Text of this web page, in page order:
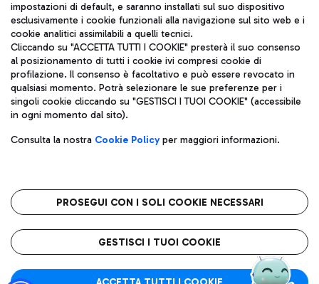
Pizza
Gelateria
Wine Bar & Sparkling
Autobus
Scopri le linee di autobus per raggiungere l'aeroporto
Leonardo Da Vinci.
Raggiungi l’aeroporto senza pensieri con il servizio di taxi a
Ristoranti
Scopri la nostra offerta per una pausa gustosa in aeroporto
Mappa Aeroporto Fiumicino
Aeroporti di Roma S.p.A. - Società soggetta a direzione e
coordinamento di Mundys S.p.A.
Codice fiscale e Registro delle Imprese di Roma 13032990155 P.
IVA 06572251004
Capitale sociale 62.224.743,00 int. vers.
Sede legale: Via Pier Paolo Racchetti 1 - 00054 Fiumicino (RM)
telefono +39 06 65951
Privacy policy
Note legali
Roma FCO
L'aeroporto stellato
impostazioni di default, e saranno installati sul suo dispositivo
esclusivamente i cookie funzionali alla navigazione sul sito web e i
cookie analitici assimilabili a quelli tecnici.
Cliccando su "ACCETTA TUTTI I COOKIE" presterà il suo consenso
al posizionamento di tutti i cookie ivi compresi cookie di
profilazione. Il consenso è facoltativo e può essere revocato in
qualsiasi momento. Potrà selezionare le sue preferenze per i
singoli cookie cliccando su "GESTISCI I TUOI COOKIE" (accessibile
in ogni momento dal sito).
Consulta la nostra Cookie Policyper maggiori informazioni.
PROSEGUI CON I SOLI COOKIE NECESSARI
GESTISCI I TUOI COOKIE